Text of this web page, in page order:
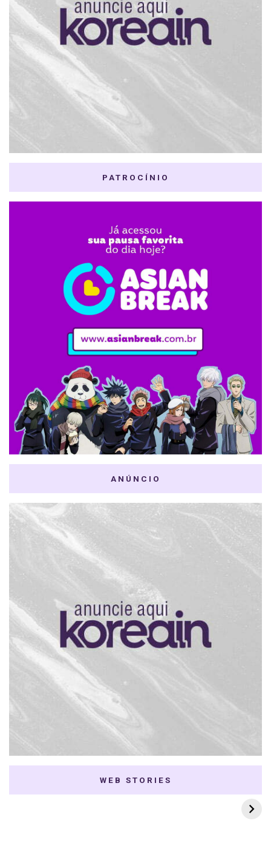
PATROCÍNIO
ANÚNCIO
WEB STORIES
7 K-dramas Enemies
to Lovers
Thai Dramas com
First e Khaotung